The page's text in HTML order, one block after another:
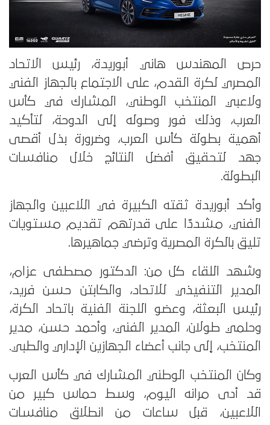
حرص المهندس هاني أبوريدة، رئيس الاتحاد
المصري لكرة القدم، على الاجتماع بالجهاز الفني
ولاعبي المنتخب الوطني، المشارك في كأس
العرب، وذلك فور وصوله إلى الدوحة، لتأكيد
أهمية بطولة كأس العرب، وضرورة بذل أقصى
جهد لتحقيق أفضل النتائج خلال منافسات
البطولة.
وأكد أبوريدة ثقته الكبيرة في اللاعبين والجهاز
الفني، مشددًا على قدرتهم تقديم مستويات
تليق بالكرة المصرية وترضي جماهيرها.
وشهد اللقاء كل من: الدكتور مصطفى عزام،
المدير التنفيذي للاتحاد، والكابتن حسن فريد،
رئيس البعثة، وعضو اللجنة الفنية باتحاد الكرة،
وحلمي طولان، المدير الفني، وأحمد حسن، مدير
المنتخب، إلى جانب أعضاء الجهازين الإداري والطبي.
وكان المنتخب الوطني المشارك في كأس العرب
قد أدى مرانه اليوم، وسط حماس كبير من
اللاعبين، قبل ساعات من انطلاق منافسات